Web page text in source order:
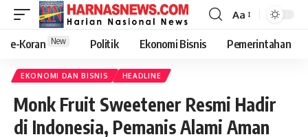
Aa
e-Koran New Politik Ekonomi Bisnis Pemerintahan
EKONOMI DAN BISNIS HEADLINE
Monk Fruit Sweetener Resmi Hadir
di Indonesia, Pemanis Alami Aman